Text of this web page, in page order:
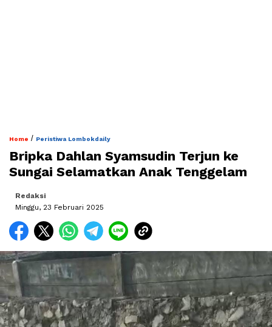
Home / Peristiwa Lombokdaily
Bripka Dahlan Syamsudin Terjun ke
Sungai Selamatkan Anak Tenggelam
Redaksi
Minggu, 23 Februari 2025